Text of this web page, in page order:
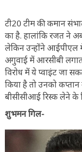
टी20 टीम की कमान
का है. हालांकि रजत ने
लेकिन उन्होंने आईपीएल
अगुवाई में आरसीबी
विरोध में ये प्वाइंट जा
किया है तो उनको
बीसीसीआई रिस्क लेने के
शुभमन गिल-